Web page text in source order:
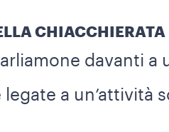
CHIACCHIERATA
davanti a
a un’attività